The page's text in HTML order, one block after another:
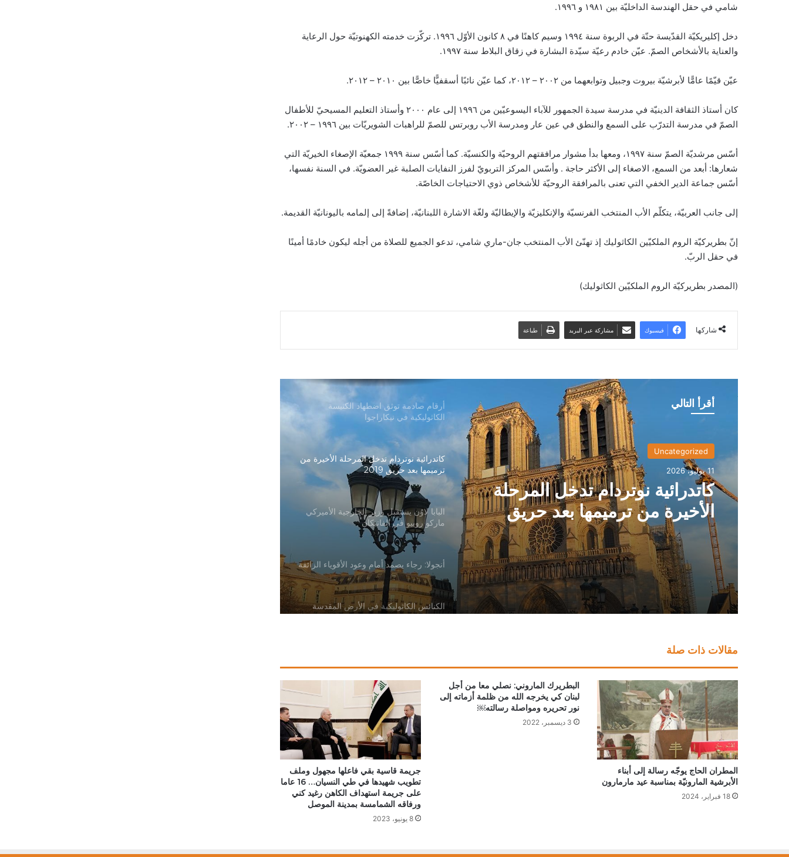
شامي في حقل الهندسة الداخليّة بين ١٩٨١ و ١٩٩٦.
دخل إكليريكيّة القدّيسة حنّة في الربوة سنة ١٩٩٤ وسيم كاهنًا في ٨ كانون الأوّل ١٩٩٦. تركّزت خدمته الكهنوتيّة حول الرعاية
والعناية بالأشخاص الصمّ. عيّن خادم رعيّة سيّدة البشارة في زقاق البلاط سنة ١٩٩٧.
عيّن قيّمًا عامًّا لأبرشيّة بيروت وجبيل وتوابعهما من ٢٠٠٢ – ٢٠١٢، كما عيّن نائبًا أسقفيًّا خاصًّا بين ٢٠١٠ – ٢٠١٢.
كان أستاذ الثقافة الدينيّة في مدرسة سيدة الجمهور للآباء اليسوعيّين من ١٩٩٦ إلى عام ٢٠٠٠ وأستاذ التعليم المسيحيّ للأطفال
الصمّ في مدرسة التدرّب على السمع والنطق في عين عار ومدرسة الأب روبرتس للصمّ للراهبات الشويريّات بين ١٩٩٦ – ٢٠٠٢.
أسّس مرشديّة الصمّ سنة ١٩٩٧، ومعها بدأ مشوار مرافقتهم الروحيّة والكنسيّة. كما أسّس سنة ١٩٩٩ جمعيّة الإصغاء الخيريّة التي
شعارها: أبعد من السمع، الاصغاء إلى الأكثر حاجة . وأسّس المركز التربويّ لفرز النفايات الصلبة غير العضويّة. في السنة نفسها،
أسّس جماعة الدير الخفي التي تعنى بالمرافقة الروحيّة للأشخاص ذوي الاحتياجات الخاصّة.
إلى جانب العربيّة، يتكلّم الأب المنتخب الفرنسيّة والإنكليزيّة والإيطاليّة ولغّة الاشارة اللبنانيّة، إضافةً إلى إلمامه باليونانيّة القديمة.
إنّ بطريركيّة الروم الملكيّين الكاثوليك إذ تهنّئ الأب المنتخب جان-ماري شامي، تدعو الجميع للصلاة من أجله ليكون خادمًا أمينًا
في حقل الربّ.
(المصدر بطريركيّة الروم الملكيّين الكاثوليك)
شاركها فيسبوك مشاركة عبر البريد طباعة
أقرأ التالي
Uncategorized
11 يوليو، 2026
كاتدرائية نوتردام تدخل المرحلة
الأخيرة من ترميمها بعد حريق
2019
الصراع في الشرق الأوسط
دعوة مشتركة لتجديد الإيمان وترسيخ السلام
الأرض المقدسة وساعدوا في تعزيز الحوار
بطريركا الأقباط الكاثوليك والروم الكاثوليك
أرقام صادمة توثق اضطهاد الكنيسة
الكاثوليكية في نيكاراجوا
كاتدرائية نوتردام تدخل المرحلة الأخيرة من
ترميمها بعد حريق 2019
البابا لاوُن يستقبل وزير الخارجية الأميركي
ماركو روبيو في الفاتيكان
أنجولا: رجاء يصمد أمام وعود الأقوياء الزائفة
الكنائس الكاثوليكية في الأرض المقدسة
تدين تدنيس تمثال المسيح المصلوب
الصراع في الشرق الأوسط
الكاردينال بيتسابالا: الكنيسة لن تتخلى أبدًا
عن المحتاجين في غزة
دعوة مشتركة لتجديد الإيمان وترسيخ السلام
والحوار.. رسالة دائرة الحوار بين الأديان
بمناسبة رمضان وعيد الفطر
تنسيقية الأرض المقدسة: تضامنوا مع شعب
مقالات ذات صلة
المطران الحاج يوجّه رسالة إلى أبناء
الأبرشية المارونيّة بمناسبة عيد مارمارون
18 فبراير، 2024
البطريرك الماروني: نصلي معا من أجل
لبنان كي يخرجه الله من ظلمة أزماته إلى
نور تحريره ومواصلة رسالته￼
3 ديسمبر، 2022
جريمة قاسية بقي فاعلها مجهول وملف
تطويب شهيدها في طي النسيان… 16 عاما
على جريمة استهداف الكاهن رغيد كني
ورفاقه الشمامسة بمدينة الموصل
8 يونيو، 2023